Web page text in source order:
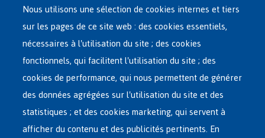
Main
French
Menu
ASILE EN BELGIQUE
RÉSEAU D'ACCUEIL
RETOUR VOLONTAIRE
Nous utilisons une sélection de cookies internes et tiers
sur les pages de ce site web : des cookies essentiels,
nécessaires à l'utilisation du site ; des cookies
fonctionnels, qui facilitent l'utilisation du site ; des
cookies de performance, qui nous permettent de générer
des données agrégées sur l'utilisation du site et des
statistiques ; et des cookies marketing, qui servent à
afficher du contenu et des publicités pertinents. En